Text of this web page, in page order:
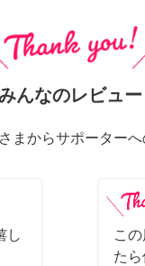
みんなのレビュー
まからサポーター
し
こ
た